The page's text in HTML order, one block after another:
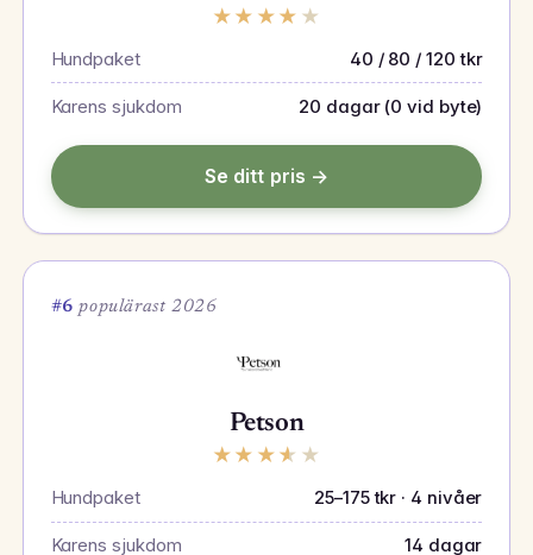
★ ★ ★ ★ ★
Hundpaket 40 / 80 / 120 tkr
Karens sjukdom 20 dagar (0 vid byte)
Se ditt pris →
#6 populärast 2026
Petson
★ ★ ★ ★ ★
Hundpaket 25–175 tkr · 4 nivåer
Karens sjukdom 14 dagar